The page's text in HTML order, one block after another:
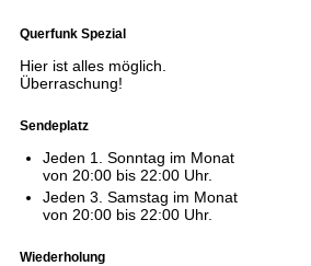
Querfunk Spezial
Hier ist alles möglich.
Überraschung!
Sendeplatz
Jeden 1. Sonntag im Monat
von 20:00 bis 22:00 Uhr.
Jeden 3. Samstag im Monat
von 20:00 bis 22:00 Uhr.
Wiederholung